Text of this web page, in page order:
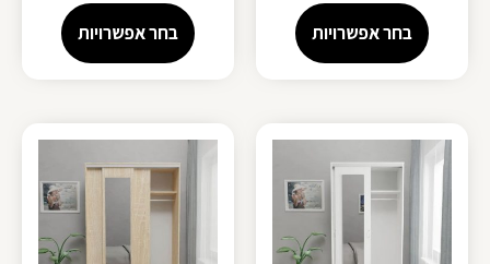
בחר אפשרויות בחר אפשרויות